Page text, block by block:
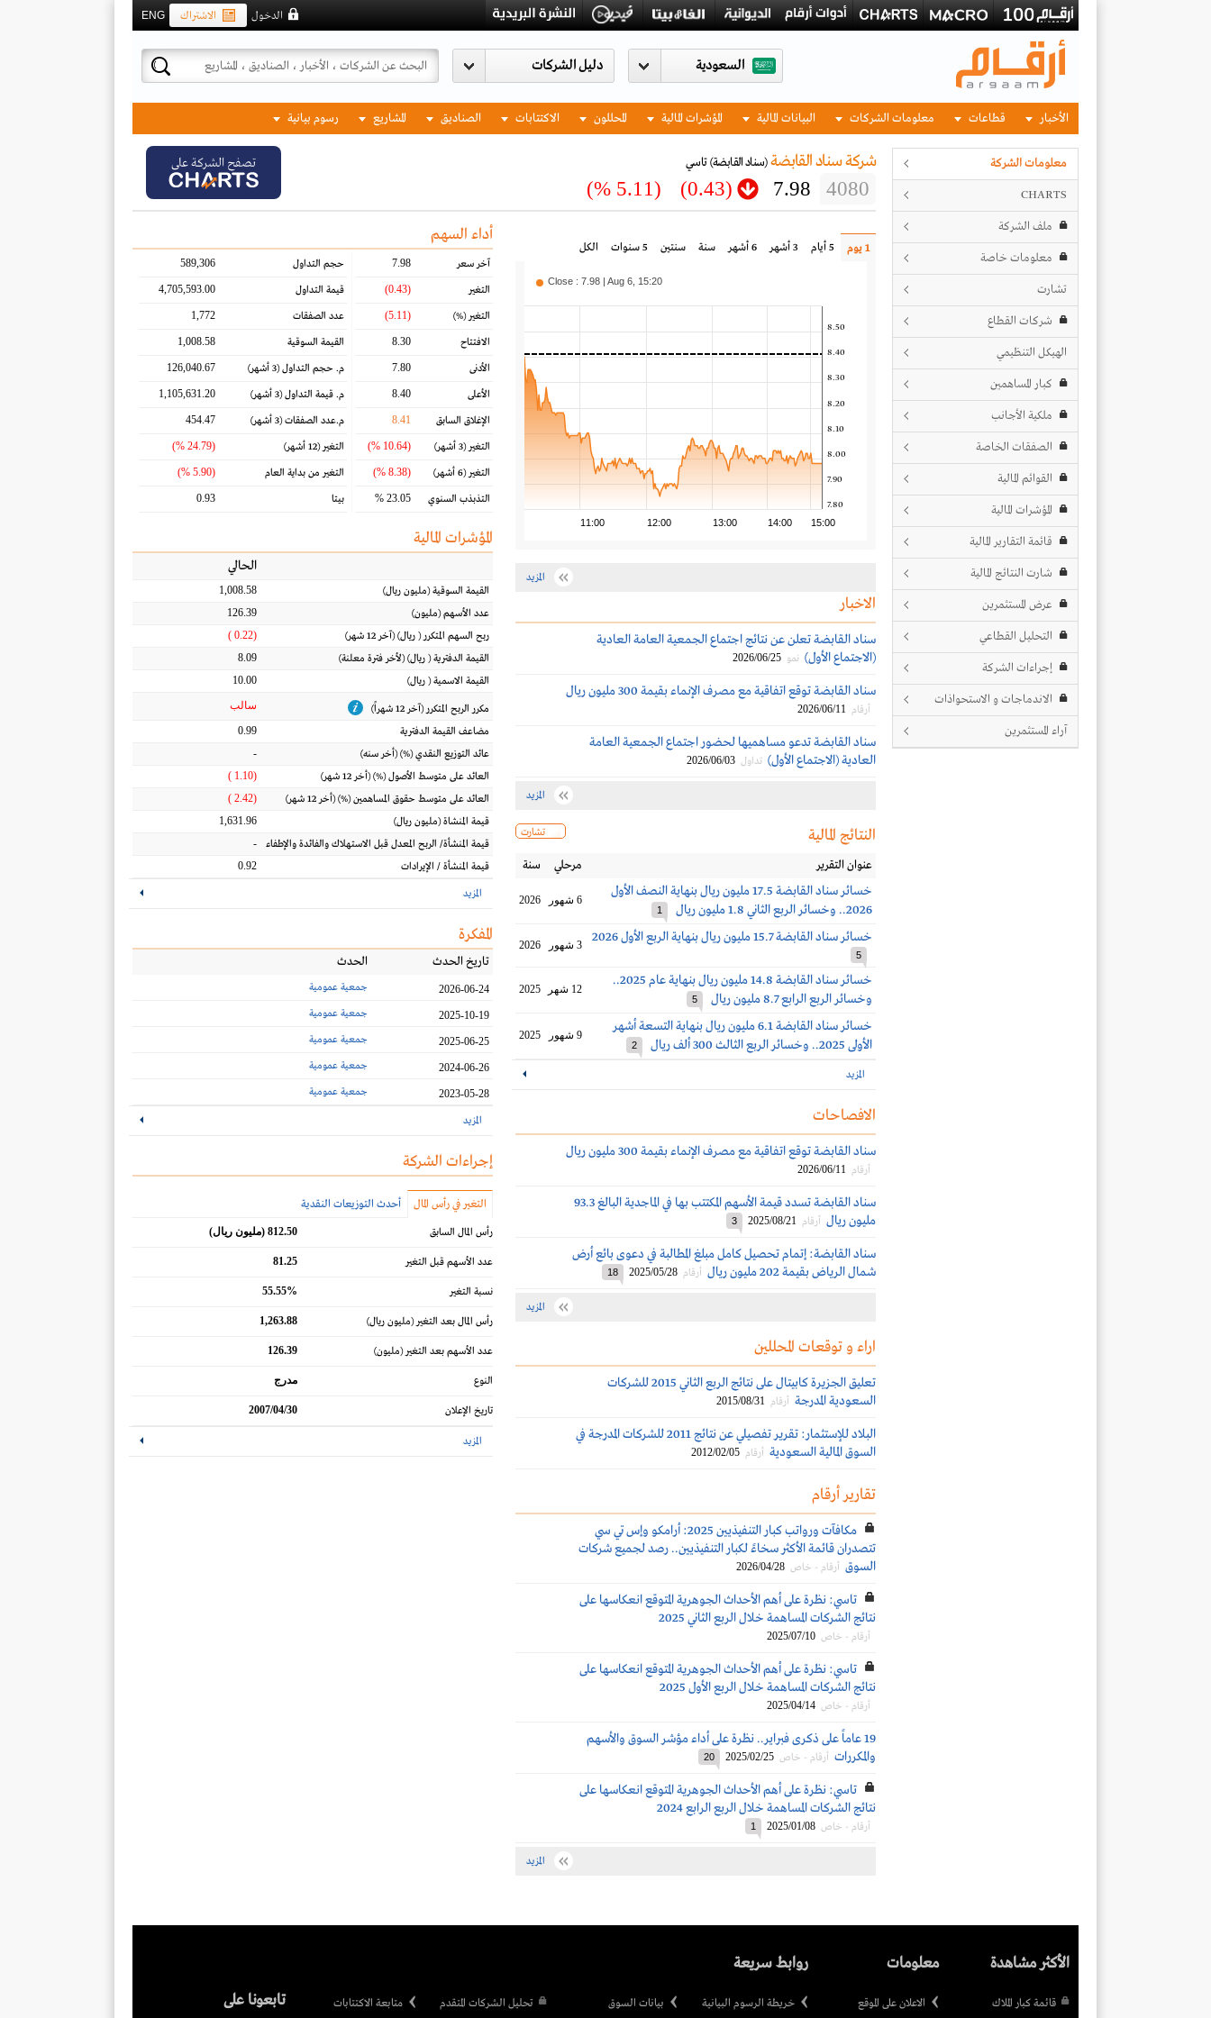
ENG الاشتراك الدخول
السعودية
الأخبار قطاعات معلومات الشركات البيانات المالية المؤشرات المالية المحللون الاكتتابات الصناديق المشاريع رسوم بيانية
معلومات الشركة
CHARTS
ملف الشركة
معلومات خاصة
تشارت
شركات القطاع
الهيكل التنظيمي
كبار المساهمين
ملكية الأجانب
الصفقات الخاصة
القوائم المالية
المؤشرات المالية
قائمة التقارير المالية
شارت النتائج المالية
عرض المستثمرين
التحليل القطاعي
إجراءات الشركة
الاندماجات و الاستحواذات
آراء المستثمرين
شركة سناد القابضة(سناد القابضة) تاسي
4080
7.98
(0.43)
(5.11 %)
تصفح الشركة على
1 يوم 5 أيام 3 أشهر 6 أشهر سنة سنتين 5 سنوات الكل
11:00 12:00 13:00 14:00 15:00
7.80
7.90
8.00
8.10
8.20
8.30
8.40
8.50
Close : 7.98 | Aug 6, 15:20
المزيد
الاخبار
سناد القابضة تعلن عن نتائج اجتماع الجمعية العامة العادية
(الاجتماع الأول) نمو 2026/06/25
سناد القابضة توقع اتفاقية مع مصرف الإنماء بقيمة 300 مليون ريال
أرقام 2026/06/11
سناد القابضة تدعو مساهميها لحضور اجتماع الجمعية العامة
العادية (الاجتماع الأول) تداول 2026/06/03
المزيد
تشارت النتائج المالية
عنوان التقرير مرحلي سنة
خسائر سناد القابضة 17.5 مليون ريال بنهاية النصف الأول
2026.. وخسائر الربع الثاني 1.8 مليون ريال
1
6 شهور 2026
خسائر سناد القابضة 15.7 مليون ريال بنهاية الربع الأول 2026
5
3 شهور 2026
خسائر سناد القابضة 14.8 مليون ريال بنهاية عام 2025..
وخسائر الربع الرابع 8.7 مليون ريال
5
12 شهر 2025
خسائر سناد القابضة 6.1 مليون ريال بنهاية التسعة أشهر
الأولى 2025.. وخسائر الربع الثالث 300 ألف ريال
2
9 شهور 2025
المزيد
الافصاحات
سناد القابضة توقع اتفاقية مع مصرف الإنماء بقيمة 300 مليون ريال
أرقام 2026/06/11
سناد القابضة تسدد قيمة الأسهم المكتتب بها في الماجدية البالغ 93.3
مليون ريال أرقام 2025/08/21
3
سناد القابضة: إتمام تحصيل كامل مبلغ المطالبة في دعوى بائع أرض
شمال الرياض بقيمة 202 مليون ريال
أرقام 2025/05/28
18
المزيد
اراء و توقعات المحللين
تعليق الجزيرة كابيتال على نتائج الربع الثاني 2015 للشركات
السعودية المدرجة‎ أرقام 2015/08/31
البلاد للإستثمار: تقرير تفصيلي عن نتائج 2011 للشركات المدرجة في
السوق المالية السعودية أرقام 2012/02/05
تقارير أرقام
مكافآت ورواتب كبار التنفيذيين 2025: أرامكو وإس تي سي
تتصدران قائمة الأكثر سخاءً لكبار التنفيذيين.. رصد لجميع شركات
السوق أرقام - خاص 2026/04/28
تاسي: نظرة على أهم الأحداث الجوهرية المتوقع انعكاسها على
نتائج الشركات المساهمة خلال الربع الثاني 2025
أرقام - خاص 2025/07/10
تاسي: نظرة على أهم الأحداث الجوهرية المتوقع انعكاسها على
نتائج الشركات المساهمة خلال الربع الأول 2025
أرقام - خاص 2025/04/14
19 عاماً على ذكرى فبراير.. نظرة على أداء مؤشر السوق والأسهم
والمكررات أرقام - خاص 2025/02/25
20
تاسي: نظرة على أهم الأحداث الجوهرية المتوقع انعكاسها على
نتائج الشركات المساهمة خلال الربع الرابع 2024
أرقام - خاص 2025/01/08
1
المزيد
أداء السهم
آخر سعر 7.98
التغير (0.43)
التغير(%)
(5.11)
الافتتاح 8.30
الأدنى 7.80
الأعلى 8.40
الإغلاق السابق 8.41
التغير(3 أشهر) (10.64 %)
التغير(6 أشهر) (8.38 %)
التذبذب السنوي 23.05 %
حجم التداول 589,306
قيمة التداول 4,705,593.00
عدد الصفقات 1,772
القيمة السوقية 1,008.58
م. حجم التداول(3 أشهر) 126,040.67
م. قيمة التداول(3 أشهر) 1,105,631.20
م.عدد الصفقات(3 أشهر) 454.47
التغير(12 أشهر) (24.79 %)
التغير من بداية العام (5.90 %)
بيتا 0.93
المؤشرات المالية
الحالي
القيمة السوقية(مليون ريال)
1,008.58
عدد الأسهم(مليون)
126.39
ربح السهم المتكرر( ريال) (آخر 12 شهر)
(0.22 )
القيمة الدفترية( ريال) (لأخر فترة معلنة)
8.09
القيمة الاسمية( ريال)
10.00
مكرر الربح المتكرر (آخر 12 شهراً) سالب
مضاعف القيمة الدفترية
0.99
عائد التوزيع النقدي(%) (أخر سنه)
-
العائد على متوسط الأصول(%) (أخر 12 شهر)
(1.10 )
العائد على متوسط حقوق المساهمين(%) (أخر 12 شهر)
(2.42 )
قيمة المنشاة(مليون ريال)
1,631.96
قيمة المنشأة/ الربح المعدل قبل الاستهلاك والفائدة والإطفاء
-
قيمة المنشأة / الإيرادات
0.92
المزيد
المفكرة
تاريخ الحدث الحدث
2026-06-24 جمعية عمومية
2025-10-19 جمعية عمومية
2025-06-25 جمعية عمومية
2024-06-26 جمعية عمومية
2023-05-28 جمعية عمومية
المزيد
إجراءات الشركة
التغير في رأس المال أحدث التوزيعات النقدية
رأس المال السابق 812.50 (مليون ريال)
عدد الأسهم قبل التغير 81.25
نسبة التغير 55.55%
رأس المال بعد التغير(مليون ريال) 1,263.88
عدد الأسهم بعد التغير(مليون) 126.39
النوع مدرج
تاريخ الإعلان 2007/04/30
المزيد
الأكثر مشاهدة
قائمة كبار الملاك
معلومات
الاعلان على الموقع
روابط سريعة
خريطة الرسوم البيانية بيانات السوق تحليل الشركات المتقدم متابعة الاكتتابات تابعونا على